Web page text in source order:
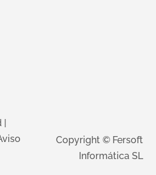
|
Copyright © Fersoft
Informática SL